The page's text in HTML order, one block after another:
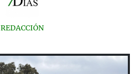
REDACCIÓN